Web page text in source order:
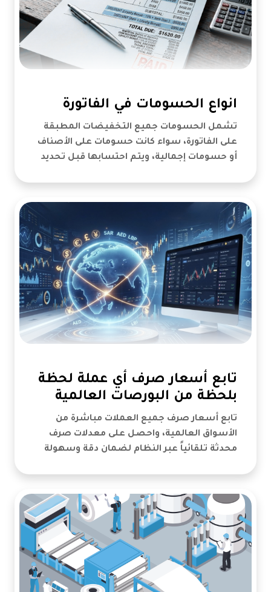
انواع الحسومات في الفاتورة
تشمل الحسومات جميع التخفيضات المطبقة
على الفاتورة، سواء كانت حسومات على الأصناف
أو حسومات إجمالية، ويتم احتسابها قبل تحديد
تابع أسعار صرف أي عملة لحظة
بلحظة من البورصات العالمية
تابع أسعار صرف جميع العملات مباشرة من
الأسواق العالمية، واحصل على معدلات صرف
محدثة تلقائياً عبر النظام لضمان دقة وسهولة